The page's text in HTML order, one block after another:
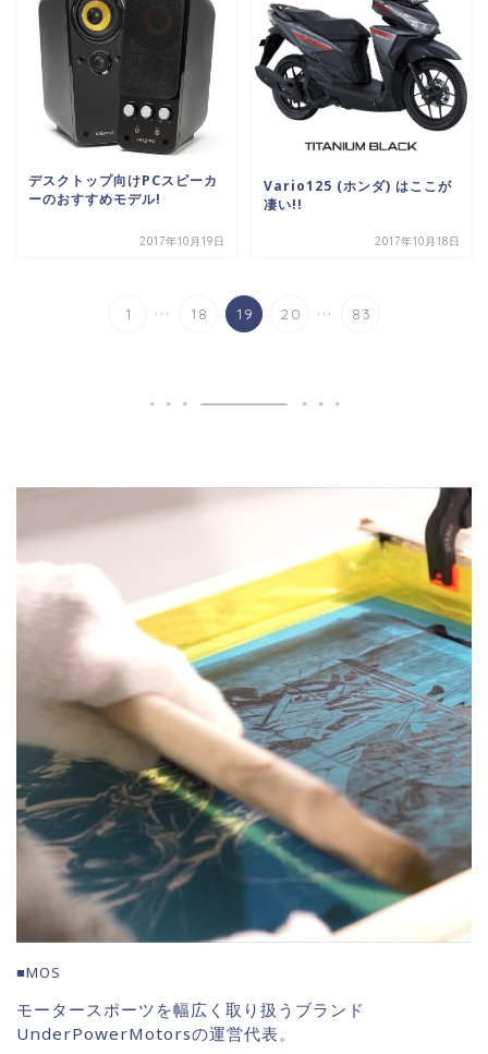
デスクトップ向けPCスピーカ
ーのおすすめモデル!
2017年10月19日
Vario125 (ホンダ) はここが
凄い!!
2017年10月18日
1 ... 18 19 20 ... 83
■MOS
モータースポーツを幅広く取り扱うブランド
UnderPowerMotorsの運営代表。